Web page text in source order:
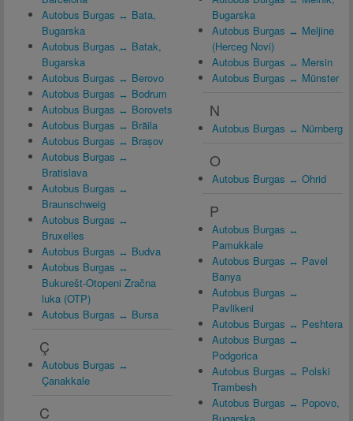
Autobus Burgas ↔ Bata,
Bugarska
Autobus Burgas ↔ Batak,
Bugarska
Autobus Burgas ↔ Berovo
Autobus Burgas ↔ Bodrum
Autobus Burgas ↔ Borovets
Autobus Burgas ↔ Brăila
Autobus Burgas ↔ Brașov
Autobus Burgas ↔
Bratislava
Autobus Burgas ↔
Braunschweig
Autobus Burgas ↔
Bruxelles
Autobus Burgas ↔ Budva
Autobus Burgas ↔
Bukurešt-Otopeni Zračna
luka (OTP)
Autobus Burgas ↔ Bursa
Ç
Autobus Burgas ↔
Çanakkale
C
Bugarska
Autobus Burgas ↔ Meljine
(Herceg Novi)
Autobus Burgas ↔ Mersin
Autobus Burgas ↔ Münster
N
Autobus Burgas ↔ Nürnberg
O
Autobus Burgas ↔ Ohrid
P
Autobus Burgas ↔
Pamukkale
Autobus Burgas ↔ Pavel
Banya
Autobus Burgas ↔
Pavlikeni
Autobus Burgas ↔ Peshtera
Autobus Burgas ↔
Podgorica
Autobus Burgas ↔ Polski
Trambesh
Autobus Burgas ↔ Popovo,